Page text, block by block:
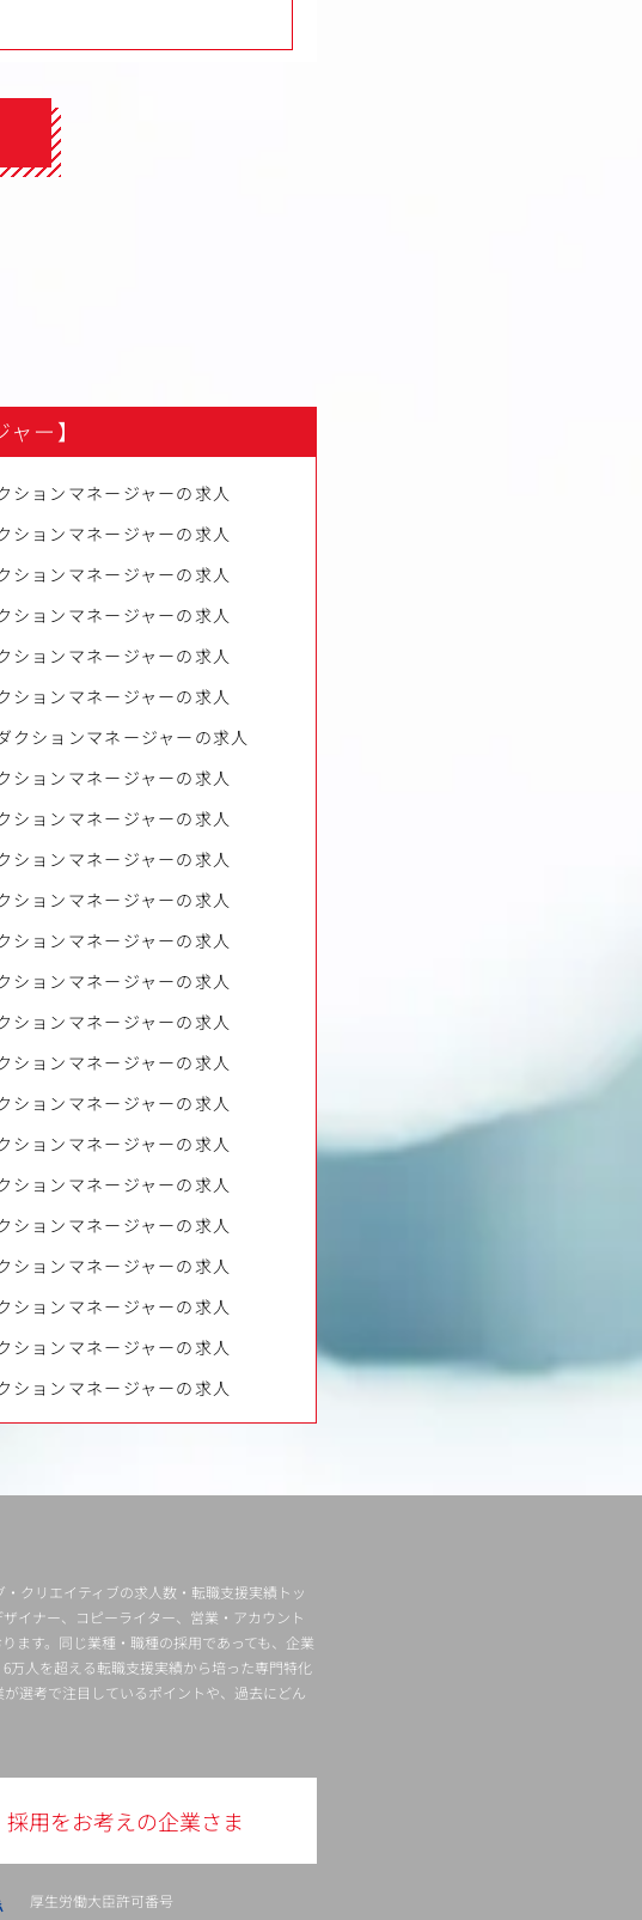
ー】
ションマネージャーの求人
ションマネージャーの求人
ションマネージャーの求人
ョンマネージャーの求人
ョンマネージャーの求人
ョンマネージャーの求人
ションマネージャーの求人
ションマネージャーの求人
ョンマネージャーの求人
ョンマネージャーの求人
ョンマネージャーの求人
ションマネージャーの求人
ションマネージャーの求人
ョンマネージャーの求人
ションマネージャーの求人
ションマネージャーの求人
ションマネージャーの求人
ョンマネージャーの求人
ションマネージャーの求人
ョンマネージャーの求人
ョンマネージャーの求人
ションマネージャーの求人
ョンマネージャーの求人
クリエイティブの求人数・転職支援実績トッ
イナー、コピーライター、営業・アカウント
ます。同じ業種・職種の採用であっても、企業
万人を超える転職支援実績から培った専門特化
選考で注目しているポイントや、過去にどん
採用をお考えの企業さま
厚生労働大臣許可番号